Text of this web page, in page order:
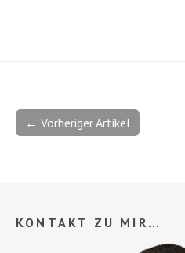
← Vorheriger Artikel
KONTAKT ZU MIR…